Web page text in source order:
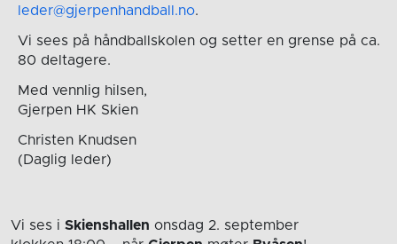
leder@gjerpenhandball.no.
Vi sees på håndballskolen og setter en grense på ca.
80 deltagere.
Med vennlig hilsen,
Gjerpen HK Skien
Christen Knudsen
(Daglig leder)
Vi ses i Skienshallen onsdag 2. september